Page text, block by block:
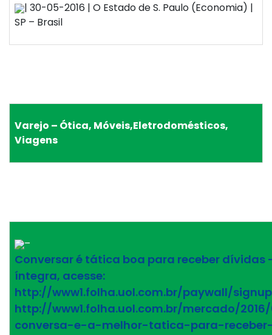
| 30-05-2016 | O Estado de S. Paulo (Economia) |
SP – Brasil
Varejo – Ótica, Móveis,Eletrodomésticos,
Viagens
–
Conversar é tática boa para receber dívidas
íntegra, acesse:
http://www1.folha.uol.com.br/paywall/
http://www1.folha.uol.com.br/mercado/2016/
conversa-e-a-melhor-tatica-para-